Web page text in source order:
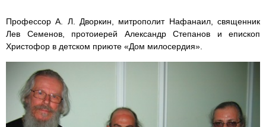
Профессор А. Л. Дворкин, митрополит Нафанаил, священник
Лев Семенов, протоиерей Александр Степанов и епископ
Христофор в детском приюте «Дом милосердия».